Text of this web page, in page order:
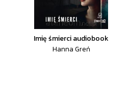
Imię śmierci audiobook
Hanna Greń